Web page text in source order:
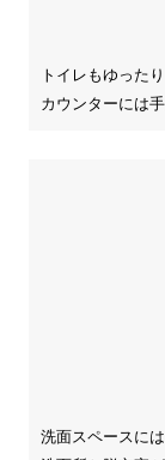
トイレもゆった
カウンターには
洗面スペースに